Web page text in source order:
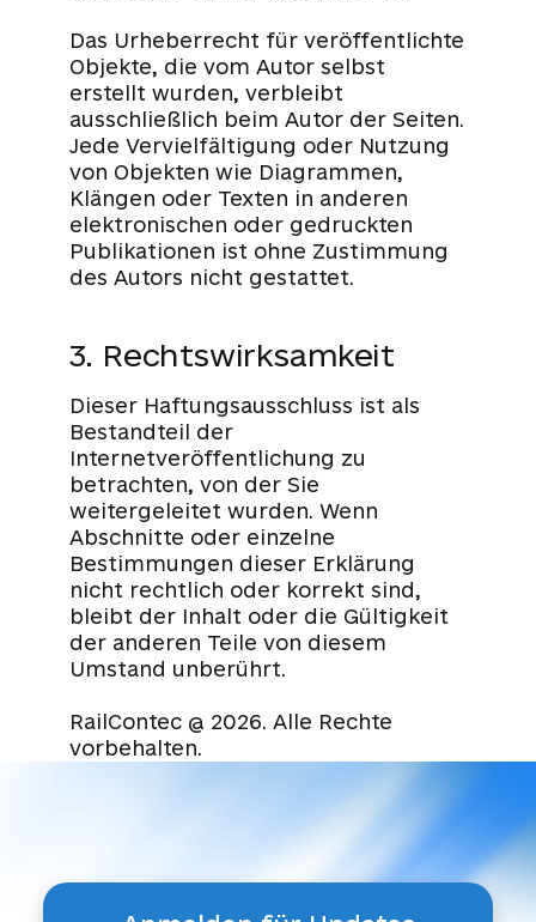
Das Urheberrecht für veröffentlichte
Objekte, die vom Autor selbst
erstellt wurden, verbleibt
ausschließlich beim Autor der Seiten.
Jede Vervielfältigung oder Nutzung
von Objekten wie Diagrammen,
Klängen oder Texten in anderen
elektronischen oder gedruckten
Publikationen ist ohne Zustimmung
des Autors nicht gestattet.
3. Rechtswirksamkeit
Dieser Haftungsausschluss ist als
Bestandteil der
Internetveröffentlichung zu
betrachten, von der Sie
weitergeleitet wurden. Wenn
Abschnitte oder einzelne
Bestimmungen dieser Erklärung
nicht rechtlich oder korrekt sind,
bleibt der Inhalt oder die Gültigkeit
der anderen Teile von diesem
Umstand unberührt.
RailContec @ 2026. Alle Rechte
vorbehalten.